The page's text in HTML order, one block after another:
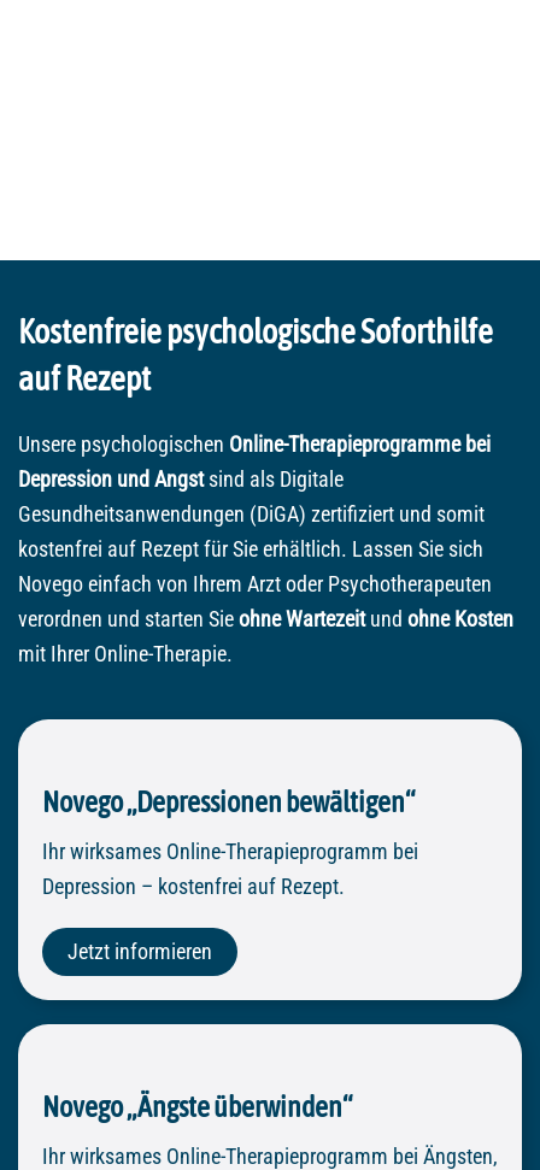
Kostenfreie psychologische Soforthilfe
auf Rezept
Unsere psychologischen Online-Therapieprogramme bei
Depression und Angstsind als Digitale
Gesundheitsanwendungen (DiGA) zertifiziert und somit
kostenfrei auf Rezept für Sie erhältlich. Lassen Sie sich
Novego einfach von Ihrem Arzt oder Psychotherapeuten
verordnen und starten Sieohne Wartezeitund ohne Kosten
mit Ihrer Online-Therapie.
Novego „Depressionen bewältigen“
Ihr wirksames Online-Therapieprogramm bei
Depression – kostenfrei auf Rezept.
Jetzt informieren
Novego „Ängste überwinden“
Ihr wirksames Online-Therapieprogramm bei Ängsten,